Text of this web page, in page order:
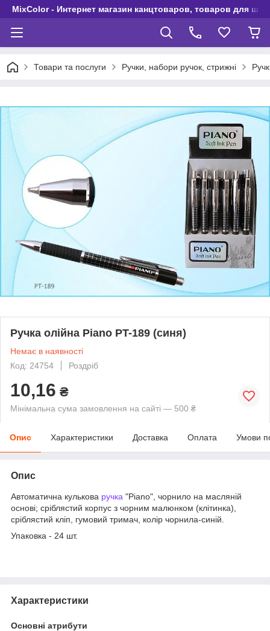
MixColor - Интернет магазин канцтоваров, товаров для
Товари та послуги Ручки, набори ручок, стрижні
Ручка олійна Piano PT-189 (синя)
Немає в наявності
Код: 24754
Роздріб
10,16 ₴
Мінімальна сума замовлення на сайті — 500 ₴
Опис Характеристики Доставка Оплата Умови
Опис
Автоматична кулькова ручка "Piano", чорнило на масляній
основі; сріблястий корпус з чорним малюнком (клітинка),
сріблястий кліп, гумовий тримач, колір чорнила-синій.
Упаковка - 24 шт.
Характеристики
Основні атрибути